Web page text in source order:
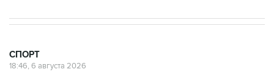
СПОРТ
18:46, 6 августа 2026